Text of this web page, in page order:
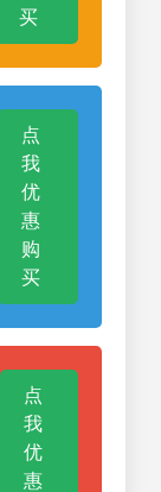
买
点
我
优
惠
购
买
点
我
优
惠